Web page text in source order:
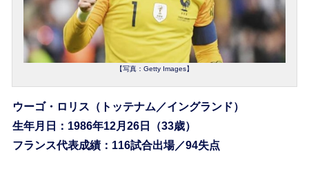
【写真：Getty Images】
ウーゴ・ロリス（トッテナム／イングランド）
生年月日：1986年12月26日（33歳）
フランス代表成績：116試合出場／94失点